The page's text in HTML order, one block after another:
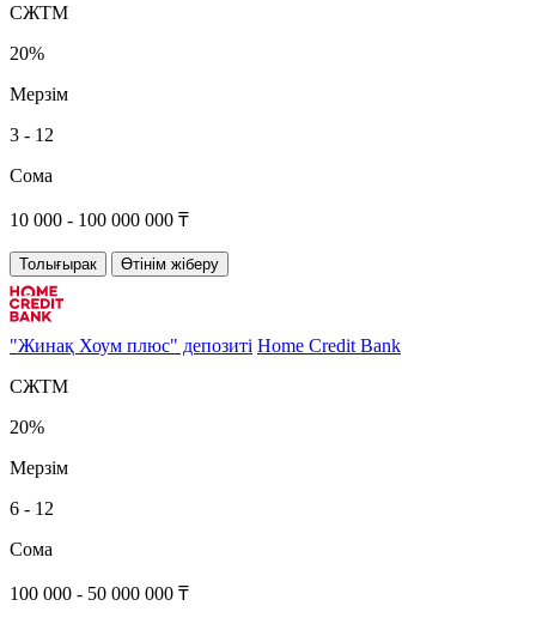
СЖТМ
20%
Мерзім
3 - 12
Сома
10 000 - 100 000 000 ₸
Толығырак Өтінім жіберу
"Жинақ Хоум плюс" депозиті Home Credit Bank
СЖТМ
20%
Мерзім
6 - 12
Сома
100 000 - 50 000 000 ₸